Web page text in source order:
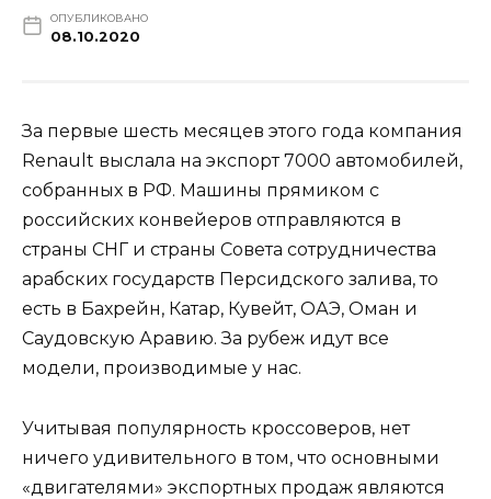
ОПУБЛИКОВАНО
08.10.2020
За первые шесть месяцев этого года компания
Renault выслала на экспорт 7000 автомобилей,
собранных в РФ. Машины прямиком с
российских конвейеров отправляются в
страны СНГ и страны Совета сотрудничества
арабских государств Персидского залива, то
есть в Бахрейн, Катар, Кувейт, ОАЭ, Оман и
Саудовскую Аравию. За рубеж идут все
модели, производимые у нас.
Учитывая популярность кроссоверов, нет
ничего удивительного в том, что основными
«двигателями» экспортных продаж являются